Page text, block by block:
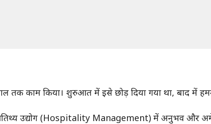
तक काम किया। शुरुआत में इसे छोड़ दिया गया था, बाद में
उद्योग (Hospitality Management) में अनुभव और